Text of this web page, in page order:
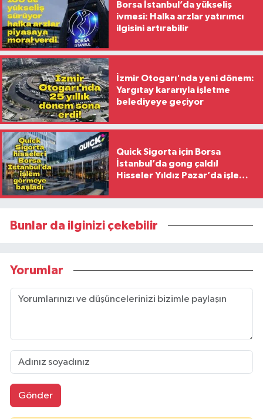
Borsa İstanbul’da yükseliş
ivmesi: Halka arzlar yatırımcı
ilgisini artırabilir
İzmir Otogarı'nda yeni dönem:
Yargıtay kararıyla işletme
belediyeye geçiyor
Quick Sigorta için Borsa
İstanbul’da gong çaldı!
Hisseler Yıldız Pazar’da işlem
Bunlar da ilginizi çekebilir
Yorumlar
Gönder